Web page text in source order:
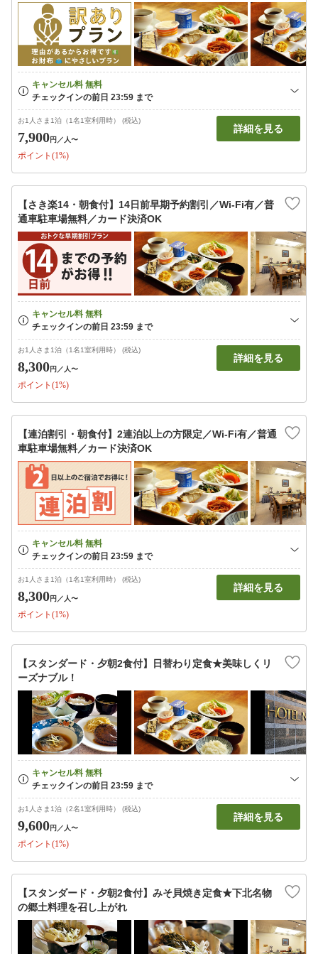
お1人さま1泊（1名1室利用時） (税込)
7,900円 ／人〜
ポイント(1%)
詳細を見る
【さき楽14・朝食付】14日前早期予約割引／Wi-Fi有／普
通車駐車場無料／カード決済OK
お1人さま1泊（1名1室利用時） (税込)
8,300円 ／人〜
ポイント(1%)
詳細を見る
【連泊割引・朝食付】2連泊以上の方限定／Wi-Fi有／普通
車駐車場無料／カード決済OK
お1人さま1泊（1名1室利用時） (税込)
8,300円 ／人〜
ポイント(1%)
詳細を見る
【スタンダード・夕朝2食付】日替わり定食★美味しくリ
ーズナブル！
お1人さま1泊（2名1室利用時） (税込)
9,600円 ／人〜
ポイント(1%)
詳細を見る
【スタンダード・夕朝2食付】みそ貝焼き定食★下北名物
の郷土料理を召し上がれ